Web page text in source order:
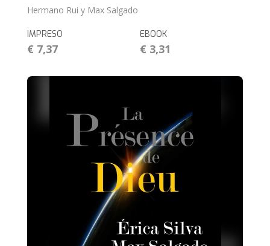
Hermano Rui y Max Salgado
IMPRESO
€ 7,37
EBOOK
€ 3,31